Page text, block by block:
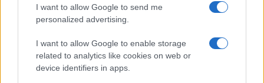
I want to allow Google to send me
personalized advertising.
I want to allow Google to enable storage
related to analytics like cookies on web or
device identifiers in apps.
ΟΙΚΟΝΟΜΙΑ